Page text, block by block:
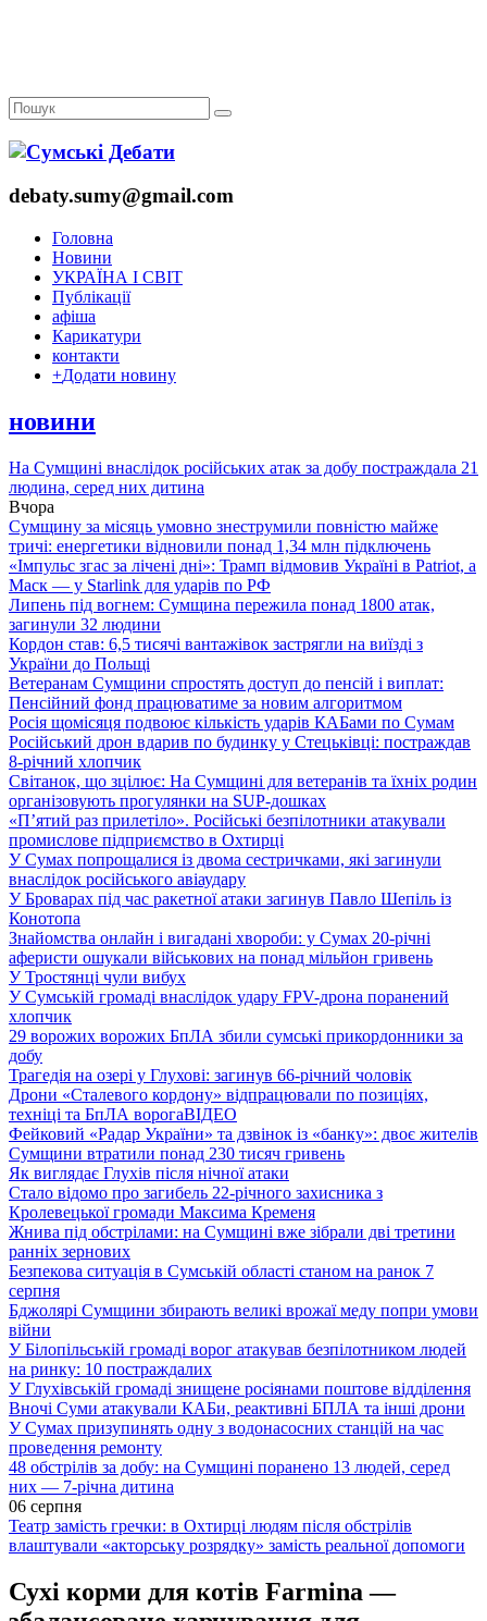
debaty.sumy@gmail.com
Головна
Новини
УКРАЇНА І СВІТ
Публікації
афіша
Карикатури
контакти
+Додати новину
новини
На Сумщині внаслідок російських атак за добу постраждала 21
людина, серед них дитина
Вчора
Сумщину за місяць умовно знеструмили повністю майже
тричі: енергетики відновили понад 1,34 млн підключень
«Імпульс згас за лічені дні»: Трамп відмовив Україні в Patriot, а
Маск — у Starlink для ударів по РФ
Липень під вогнем: Сумщина пережила понад 1800 атак,
загинули 32 людини
Кордон став: 6,5 тисячі вантажівок застрягли на виїзді з
України до Польщі
Ветеранам Сумщини спростять доступ до пенсій і виплат:
Пенсійний фонд працюватиме за новим алгоритмом
Росія щомісяця подвоює кількість ударів КАБами по Сумам
Російський дрон вдарив по будинку у Стецьківці: постраждав
8-річний хлопчик
Світанок, що зцілює: На Сумщині для ветеранів та їхніх родин
організовують прогулянки на SUP-дошках
«П’ятий раз прилетіло». Російські безпілотники атакували
промислове підприємство в Охтирці
У Сумах попрощалися із двома сестричками, які загинули
внаслідок російського авіаудару
У Броварах під час ракетної атаки загинув Павло Шепіль із
Конотопа
Знайомства онлайн і вигадані хвороби: у Сумах 20-річні
аферисти ошукали військових на понад мільйон гривень
У Тростянці чули вибух
У Сумській громаді внаслідок удару FPV-дрона поранений
хлопчик
29 ворожих ворожих БпЛА збили сумські прикордонники за
добу
Трагедія на озері у Глухові: загинув 66-річний чоловік
Дрони «Сталевого кордону» відпрацювали по позиціях,
техніці та БпЛА ворогаВІДЕО
Фейковий «Радар України» та дзвінок із «банку»: двоє жителів
Сумщини втратили понад 230 тисяч гривень
Як виглядає Глухів після нічної атаки
Стало відомо про загибель 22-річного захисника з
Кролевецької громади Максима Кременя
Жнива під обстрілами: на Сумщині вже зібрали дві третини
ранніх зернових
Безпекова ситуація в Сумській області станом на ранок 7
серпня
Бджолярі Сумщини збирають великі врожаї меду попри умови
війни
У Білопільській громаді ворог атакував безпілотником людей
на ринку: 10 постраждалих
У Глухівській громаді знищене росіянами поштове відділення
Вночі Суми атакували КАБи, реактивні БПЛА та інші дрони
У Сумах призупинять одну з водонасосних станцій на час
проведення ремонту
48 обстрілів за добу: на Сумщині поранено 13 людей, серед
них — 7-річна дитина
06 серпня
Театр замість гречки: в Охтирці людям після обстрілів
влаштували «акторську розрядку» замість реальної допомоги
Сухі корми для котів Farmina —